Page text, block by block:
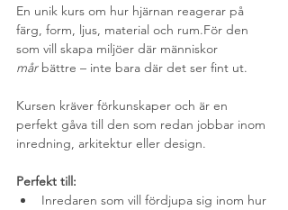
En unik kurs om hur hjärnan reagerar på
färg, form, ljus, material och rum.För den
som vill skapa miljöer där människor
mår bättre – inte bara där det ser fint ut.
Kursen kräver förkunskaper och är en
perfekt gåva till den som redan jobbar inom
inredning, arkitektur eller design.
Perfekt till:
Inredaren som vill fördjupa sig inom hur